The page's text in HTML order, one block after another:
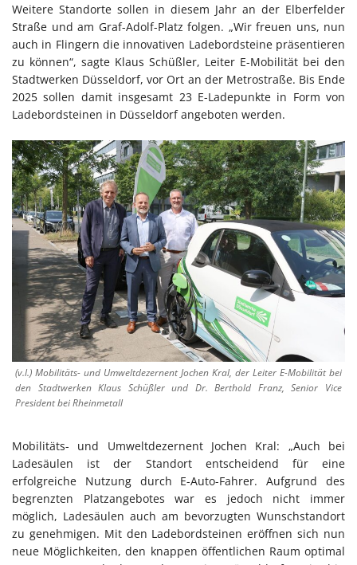
Weitere Standorte sollen in diesem Jahr an der Elberfelder
Straße und am Graf-Adolf-Platz folgen. „Wir freuen uns, nun
auch in Flingern die innovativen Ladebordsteine präsentieren
zu können“, sagte Klaus Schüßler, Leiter E-Mobilität bei den
Stadtwerken Düsseldorf, vor Ort an der Metrostraße. Bis Ende
2025 sollen damit insgesamt 23 E-Ladepunkte in Form von
Ladebordsteinen in Düsseldorf angeboten werden.
(v.l.) Mobilitäts- und Umweltdezernent Jochen Kral, der Leiter E-Mobilität bei
den Stadtwerken Klaus Schüßler und Dr. Berthold Franz, Senior Vice
President bei Rheinmetall
Mobilitäts- und Umweltdezernent Jochen Kral: „Auch bei
Ladesäulen ist der Standort entscheidend für eine
erfolgreiche Nutzung durch E-Auto-Fahrer. Aufgrund des
begrenzten Platzangebotes war es jedoch nicht immer
möglich, Ladesäulen auch am bevorzugten Wunschstandort
zu genehmigen. Mit den Ladebordsteinen eröffnen sich nun
neue Möglichkeiten, den knappen öffentlichen Raum optimal